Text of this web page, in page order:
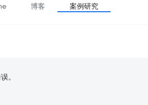
博客 案例研究
。